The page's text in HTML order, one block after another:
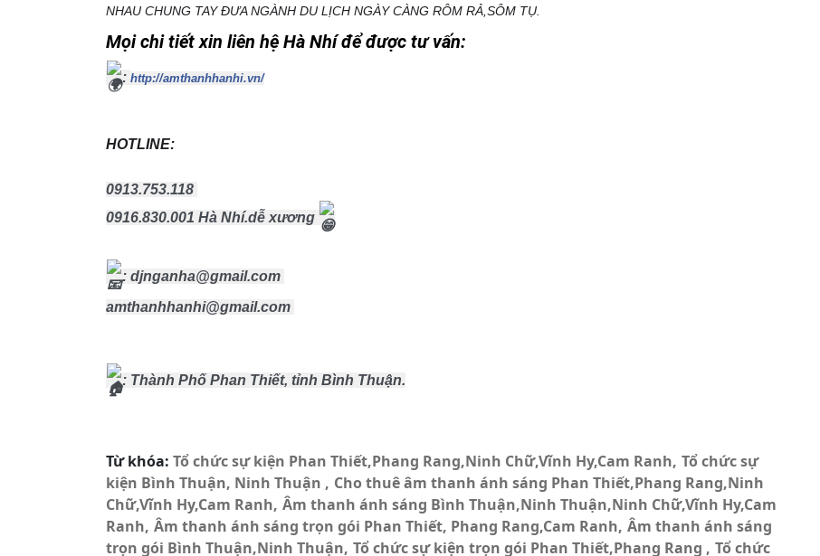
NHAU CHUNG TAY ĐƯA NGÀNH DU LỊCH NGÀY CÀNG RÔM RẢ,SÔM TỤ.
Mọi chi tiết xin liên hệ Hà Nhí để được tư vấn:
: http://amthanhhanhi.vn/
HOTLINE:
0913.753.118
0916.830.001 Hà Nhí.dễ xương
: djnganha@gmail.com
amthanhhanhi@gmail.com
: Thành Phố Phan Thiết, tỉnh Bình Thuận.
Từ khóa: Tổ chức sự kiện Phan Thiết,Phang Rang,Ninh Chữ,Vĩnh Hy,Cam Ranh Tổ chức sự
kiện Bình Thuận, Ninh Thuận
Cho thuê âm thanh ánh sáng Phan Thiết,Phang Rang,Ninh
Chữ,Vĩnh Hy,Cam Ranh Âm thanh ánh sáng Bình Thuận,Ninh Thuận,Ninh Chữ,Vĩnh Hy,Cam
Ranh Âm thanh ánh sáng trọn gói Phan Thiết, Phang Rang,Cam Ranh Âm thanh ánh sáng
trọn gói Bình Thuận,Ninh Thuận Tổ chức sự kiện trọn gói Phan Thiết,Phang Rang
Tổ chức